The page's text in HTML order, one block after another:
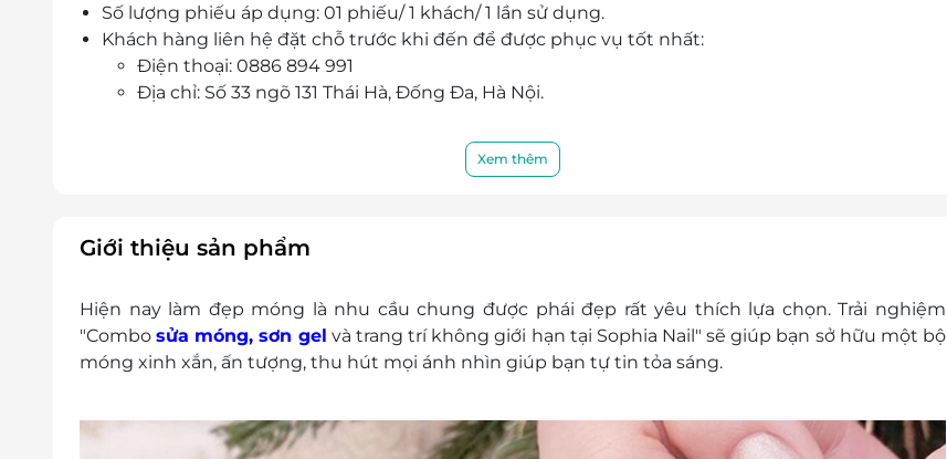
Số lượng phiếu áp dụng: 01 phiếu/ 1 khách/ 1 lần sử dụng.
Khách hàng liên hệ đặt chỗ trước khi đến để được phục vụ tốt nhất:
Điện thoại: 0886 894 991
Địa chỉ: Số 33 ngõ 131 Thái Hà, Đống Đa, Hà Nội.
Xem thêm
Giới thiệu sản phẩm
Hiện nay làm đẹp móng là nhu cầu chung được phái đẹp rất yêu thích lựa chọn. Trải nghiệm
"Combosửa móng, sơn gel và trang trí không giới hạn tại Sophia Nail" sẽ giúp bạn sở hữu một bộ
móng xinh xắn, ấn tượng, thu hút mọi ánh nhìn giúp bạn tự tin tỏa sáng.